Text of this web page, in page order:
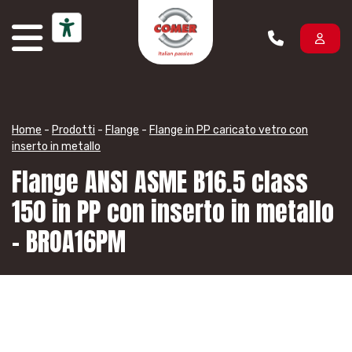
Home - Prodotti - Flange - Flange in PP caricato vetro con
inserto in metallo
Flange ANSI ASME B16.5 class
150 in PP con inserto in metallo
– BROA16PM